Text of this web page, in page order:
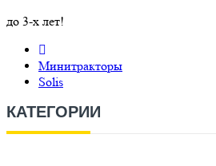
до 3-х лет!
Минитракторы
Solis
КАТЕГОРИИ